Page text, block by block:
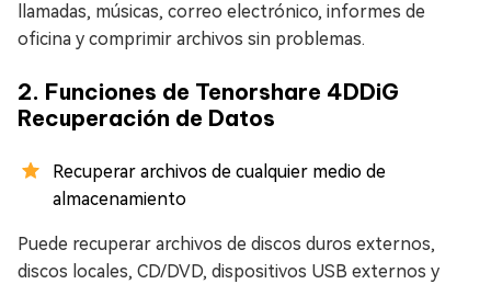
llamadas, músicas, correo electrónico, informes de
oficina y comprimir archivos sin problemas.
2. Funciones de Tenorshare 4DDiG
Recuperación de Datos
Recuperar archivos de cualquier medio de
almacenamiento
Puede recuperar archivos de discos duros externos,
discos locales, CD/DVD, dispositivos USB externos y